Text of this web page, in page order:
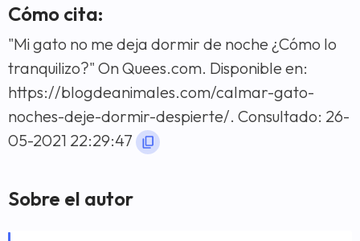
Cómo cita:
"Mi gato no me deja dormir de noche ¿Cómo lo
tranquilizo?" On Quees.com. Disponible en:
https://blogdeanimales.com/calmar-gato-
noches-deje-dormir-despierte/. Consultado: 26-
05-2021 22:29:47
Sobre el autor